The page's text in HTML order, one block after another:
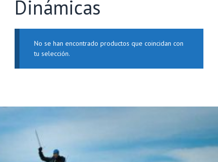
Dinámicas
No se han encontrado productos que coincidan con
tu selección.